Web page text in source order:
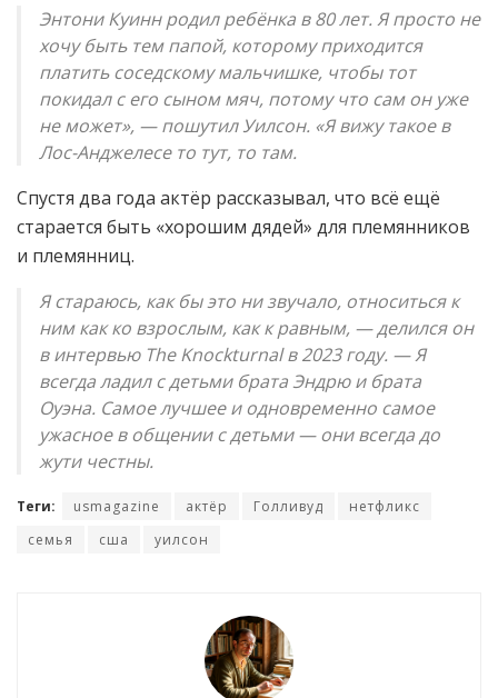
Энтони Куинн родил ребёнка в 80 лет. Я просто не
хочу быть тем папой, которому приходится
платить соседскому мальчишке, чтобы тот
покидал с его сыном мяч, потому что сам он уже
не может», — пошутил Уилсон. «Я вижу такое в
Лос-Анджелесе то тут, то там.
Спустя два года актёр рассказывал, что всё ещё
старается быть «хорошим дядей» для племянников
и племянниц.
Я стараюсь, как бы это ни звучало, относиться к
ним как ко взрослым, как к равным, — делился он
в интервью The Knockturnal в 2023 году. — Я
всегда ладил с детьми брата Эндрю и брата
Оуэна. Самое лучшее и одновременно самое
ужасное в общении с детьми — они всегда до
жути честны.
Теги: usmagazine актёр Голливуд
нетфликс
семья
сша уилсон